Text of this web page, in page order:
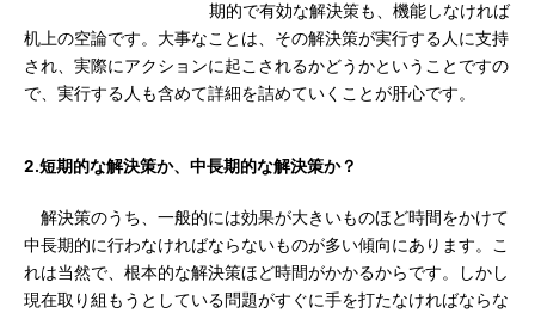
期的で有効な解決策も、機能しなければ
机上の空論です。大事なことは、その解決策が実行する人に支持
され、実際にアクションに起こされるかどうかということですの
で、実行する人も含めて詳細を詰めていくことが肝心です。
2.短期的な解決策か、中長期的な解決策か？
解決策のうち、一般的には効果が大きいものほど時間をかけて
中長期的に行わなければならないものが多い傾向にあります。こ
れは当然で、根本的な解決策ほど時間がかかるからです。しかし
現在取り組もうとしている問題がすぐに手を打たなければならな